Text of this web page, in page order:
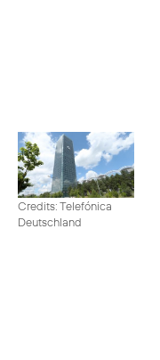
Credits: Telefónica
Deutschland